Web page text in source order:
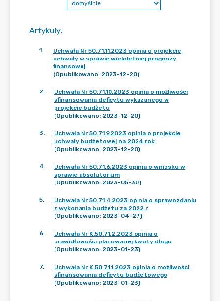
Artykuły:
1.
Uchwała Nr 50.71.11.2023 opinia o projekcie
uchwały w sprawie wieloletniej prognozy
finansowej
(Opublikowano: 2023-12-20)
2.
Uchwała Nr 50.71.10.2023 opinia o możliwości
sfinansowania deficytu wykazanego w
projekcie budżetu
(Opublikowano: 2023-12-20)
3.
Uchwała Nr 50.71.9.2023 opinia o projekcie
uchwały budżetowej na 2024 rok
(Opublikowano: 2023-12-20)
4.
Uchwała Nr 50.71.6.2023 opinia o wniosku w
sprawie absolutorium
(Opublikowano: 2023-05-30)
5.
Uchwała Nr 50.71.4.2023 opinia o sprawozdaniu
z wykonania budżetu za 2022 r.
(Opublikowano: 2023-04-27)
6.
Uchwała Nr K.50.71.2.2023 opinia o
prawidłowości planowanej kwoty długu
(Opublikowano: 2023-01-23)
7.
Uchwała Nr K.50.71.1.2023 opinia o możliwości
sfinansowania deficytu budżetowego
(Opublikowano: 2023-01-23)